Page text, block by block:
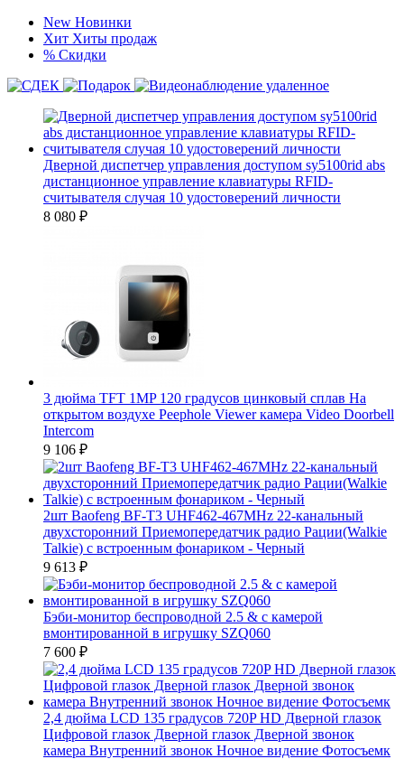
New Новинки
Хит Хиты продаж
% Скидки
Дверной диспетчер управления доступом sy5100rid abs
дистанционное управление клавиатуры RFID-
считывателя случая 10 удостоверений личности
8 080 ₽
3 дюйма TFT 1MP 120 градусов цинковый сплав На
открытом воздухе Peephole Viewer камера Video Doorbell
Intercom
9 106 ₽
2шт Baofeng BF-T3 UHF462-467MHz 22-канальный
двухсторонний Приемопередатчик радио Рации(Walkie
Talkie) с встроенным фонариком - Черный
9 613 ₽
Бэби-монитор беспроводной 2.5 & с камерой
вмонтированной в игрушку SZQ060
7 600 ₽
2,4 дюйма LCD 135 градусов 720P HD Дверной глазок
Цифровой глазок Дверной глазок Дверной звонок
камера Внутренний звонок Ночное видение Фотосъемк